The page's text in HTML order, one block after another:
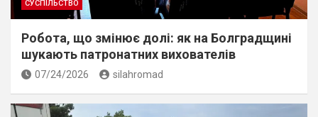
СУСПІЛЬСТВО
Робота, що змінює долі: як на Болградщині
шукають патронатних вихователів
07/24/2026 silahromad